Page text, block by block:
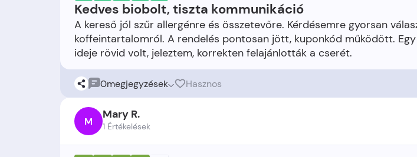
Kedves biobolt, tiszta kommunikáció
A kereső jól szűr allergénre és összetevőre. Kérdésemre gyorsan
koffeintartalomról. A rendelés pontosan jött, kuponkód működött.
0megjegyzések Hasznos
M Mary R.
1 Értékelések